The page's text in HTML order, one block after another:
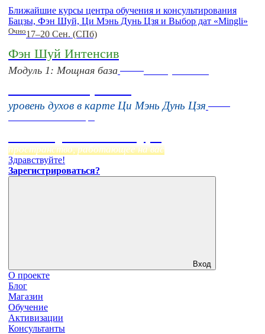
Ближайшие курсы центра обучения и консультирования
Бацзы, Фэн Шуй, Ци Мэнь Дунь Цзя и Выбор дат «Mingli»
Очно17–20 Сен. (СПб)
Фэн Шуй Интенсив
Модуль 1: Мощная база
уровень духов в карте Ци Мэнь Дунь Цзя
пространство, работающее на вас
Здравствуйте!
Зарегистрироваться?
Вход
О проекте
Блог
Магазин
Обучение
Активизации
Консультанты